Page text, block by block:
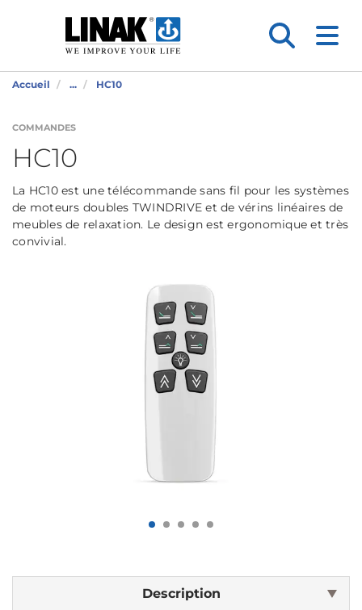
Accueil ... HC10
COMMANDES
HC10
La HC10 est une télécommande sans fil pour les systèmes
de moteurs doubles TWINDRIVE et de vérins linéaires de
meubles de relaxation. Le design est ergonomique et très
convivial.
Description